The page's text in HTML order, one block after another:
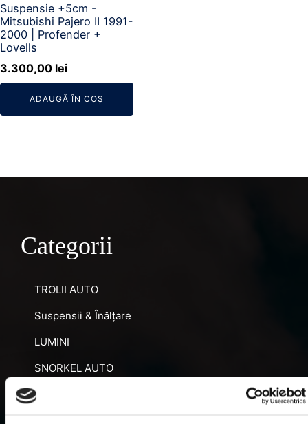
Suspensie +5cm -
Mitsubishi Pajero II 1991-
2000 | Profender +
Lovells
3.300,00 lei
ADAUGĂ ÎN COȘ
Categorii
TROLII AUTO
Suspensii & Înălțare
LUMINI
SNORKEL AUTO
ACCESORII RECUPERARE